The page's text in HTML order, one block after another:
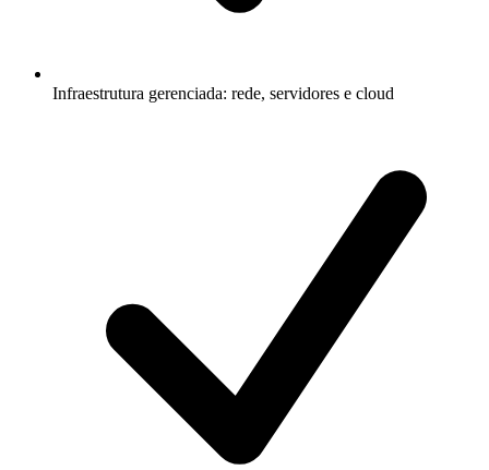
Infraestrutura gerenciada: rede, servidores e cloud